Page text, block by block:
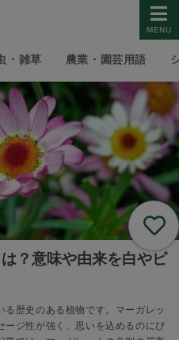
MENU
・雑草 農業・園芸用語
？意味や由来を白やピ
歴史のある植物です。マーガレッ
ージ性が強く、思いを込めるのにぴ